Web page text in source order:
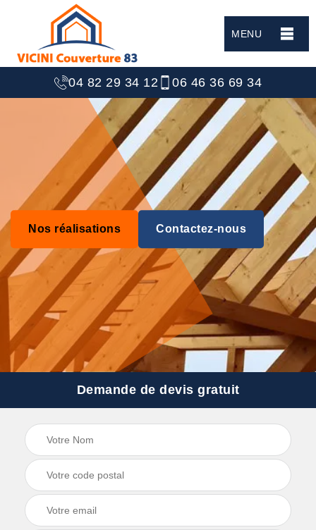
MENU
04 82 29 34 12 06 46 36 69 34
Nos réalisations Contactez-nous
Demande de devis gratuit